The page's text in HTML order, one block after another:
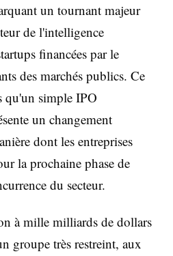
un tournant majeur
de l'intelligence
financées par le
des marchés publics. Ce
qu'un simple IPO
un changement
dont les entreprises
la prochaine phase de
du secteur.
à mille milliards de dollars
groupe très restreint, aux